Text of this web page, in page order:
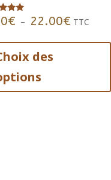
€ – 22.00€Plage
TTC
des